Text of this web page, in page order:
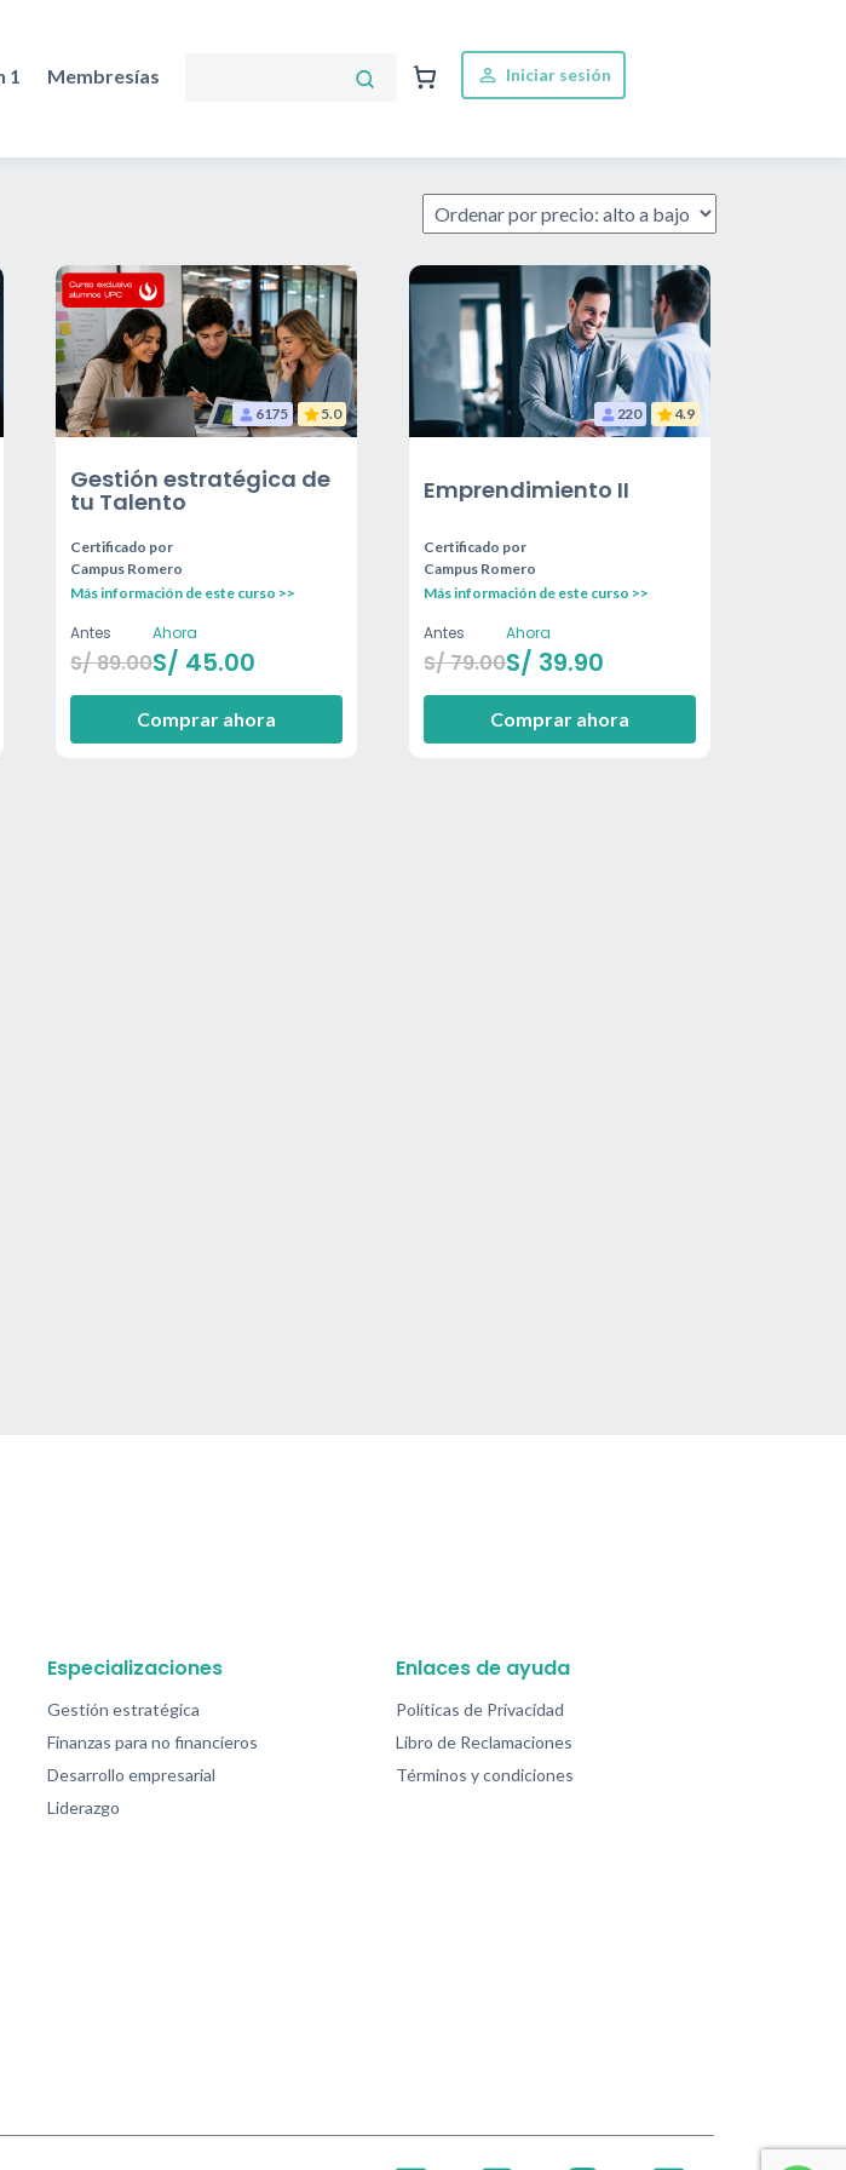
1 Membresías Iniciar sesión
6175 5.0
Gestión estratégica de
tu Talento
Certificado por
Campus Romero
Más información de este curso >>
Antes
S/89.00
Ahora
S/ 45.00
Comprar ahora
220 4.9
Emprendimiento II
Certificado por
Campus Romero
Más información de este curso >>
Antes
S/79.00
Ahora
S/ 39.90
Comprar ahora
Especializaciones
Gestión estratégica
Finanzas para no financieros
Desarrollo empresarial
Liderazgo
Enlaces de ayuda
Políticas de Privacidad
Libro de Reclamaciones
Términos y condiciones